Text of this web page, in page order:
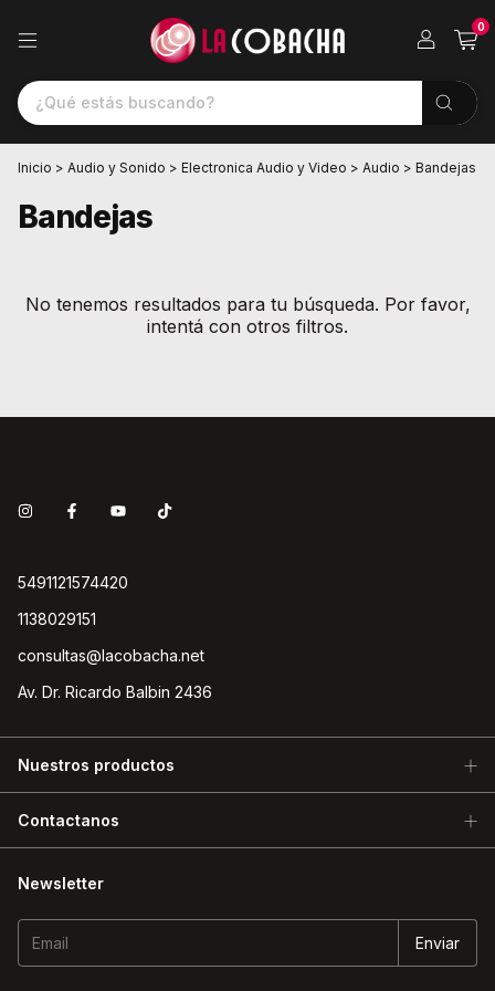
0
Inicio > Audio y Sonido > Electronica Audio y Video > Audio > Bandejas
Bandejas
No tenemos resultados para tu búsqueda. Por favor,
intentá con otros filtros.
5491121574420
1138029151
consultas@lacobacha.net
Av. Dr. Ricardo Balbin 2436
Nuestros productos
Contactanos
Newsletter